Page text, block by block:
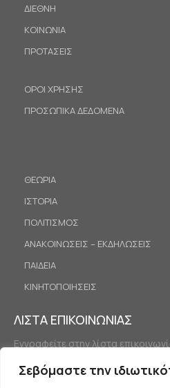
Σεβόμαστε την
ΔΙΕΘΝΗ
ΚΟΙΝΩΝΙΑ
ΠΡΟΤΑΣΕΙΣ
ΟΡΟΙ ΧΡΗΣΗΣ
ΠΡΟΣΩΠΙΚΑ ΔΕΔΟΜΕΝΑ
ΘΕΩΡΙΑ
ΙΣΤΟΡΙΑ
ΠΟΛΙΤΙΣΜΟΣ
ΑΝΑΚΟΙΝΩΣΕΙΣ – ΕΚΔΗΛΩΣΕΙΣ
ΠΑΙΔΕΙΑ
ΚΙΝΗΤΟΠΟΙΗΣΕΙΣ
ΛΙΣΤΑ ΕΠΙΚΟΙΝΩΝΙΑΣ
Εγγραφείτε στην λίστα